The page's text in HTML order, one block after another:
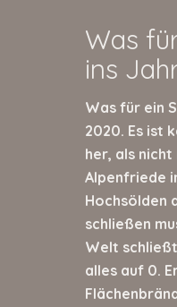
Was
ins
Was für ein
2020. Es ist
her, als
Alpenfriede
Hochsölden
schließen
Welt
alles auf 0.